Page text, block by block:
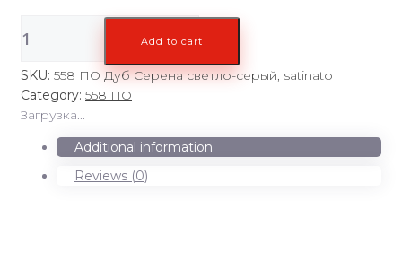
ПО
Серена
светло-
серый,
satinato
quantity
Add to cart
SKU: 558 ПО Дуб Серена светло-серый, satinato
Category: 558 ПО
Загрузка...
Additional information
Reviews (0)